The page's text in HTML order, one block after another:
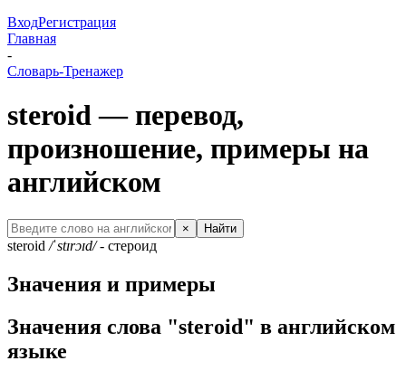
ВходРегистрация
Главная
-
Словарь-Тренажер
steroid — перевод,
произношение, примеры на
английском
× Найти
steroid /ˈstɪrɔɪd/- стероид
Значения и примеры
Значения слова "steroid" в английском
языке